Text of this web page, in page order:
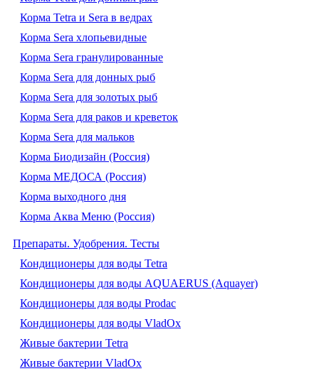
Корма Tetra и Sera в ведрах
Корма Sera хлопьевидные
Корма Sera гранулированные
Корма Sera для донных рыб
Корма Sera для золотых рыб
Корма Sera для раков и креветок
Корма Sera для мальков
Корма Биодизайн (Россия)
Корма МЕДОСА (Россия)
Корма выходного дня
Корма Аква Меню (Россия)
Препараты. Удобрения. Тесты
Кондиционеры для воды Tetra
Кондиционеры для воды AQUAERUS (Aquayer)
Кондиционеры для воды Prodac
Кондиционеры для воды VladOx
Живые бактерии Tetra
Живые бактерии VladOx